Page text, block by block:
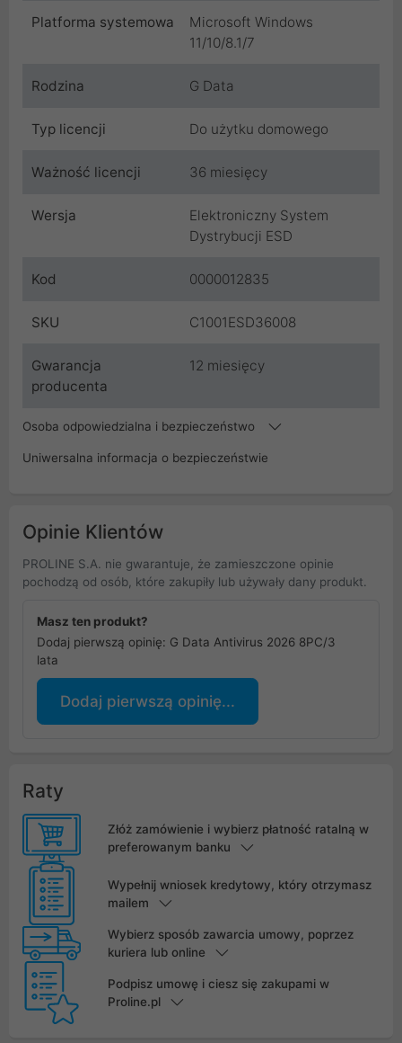
Platforma systemowa
Microsoft Windows
11/10/8.1/7
Rodzina G Data
Typ licencji Do użytku domowego
Ważność licencji 36 miesięcy
Wersja
Elektroniczny System
Dystrybucji ESD
Kod 0000012835
SKU C1001ESD36008
Gwarancja
producenta
12 miesięcy
Osoba odpowiedzialna i bezpieczeństwo
Uniwersalna informacja o bezpieczeństwie
Opinie Klientów
PROLINE S.A. nie gwarantuje, że zamieszczone opinie
pochodzą od osób, które zakupiły lub używały dany produkt.
Masz ten produkt?
Dodaj pierwszą opinię: G Data Antivirus 2026 8PC/3
lata
Dodaj pierwszą opinię...
Raty
Złóż zamówienie i wybierz płatność ratalną w
preferowanym banku
Wypełnij wniosek kredytowy, który otrzymasz
mailem
Wybierz sposób zawarcia umowy, poprzez
kuriera lub online
Podpisz umowę i ciesz się zakupami w
Proline.pl